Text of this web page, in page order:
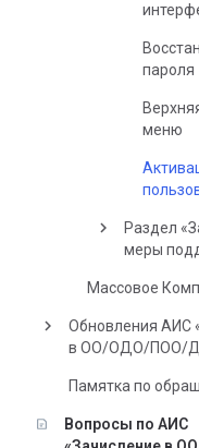
пароля
меню
keyboard_arrow_right
Раздел
меры
Массовое
keyboard_arrow_right
Обновления АИС
в ОО/ОДО/ПОО/
Памятка по
Вопросы по АИС